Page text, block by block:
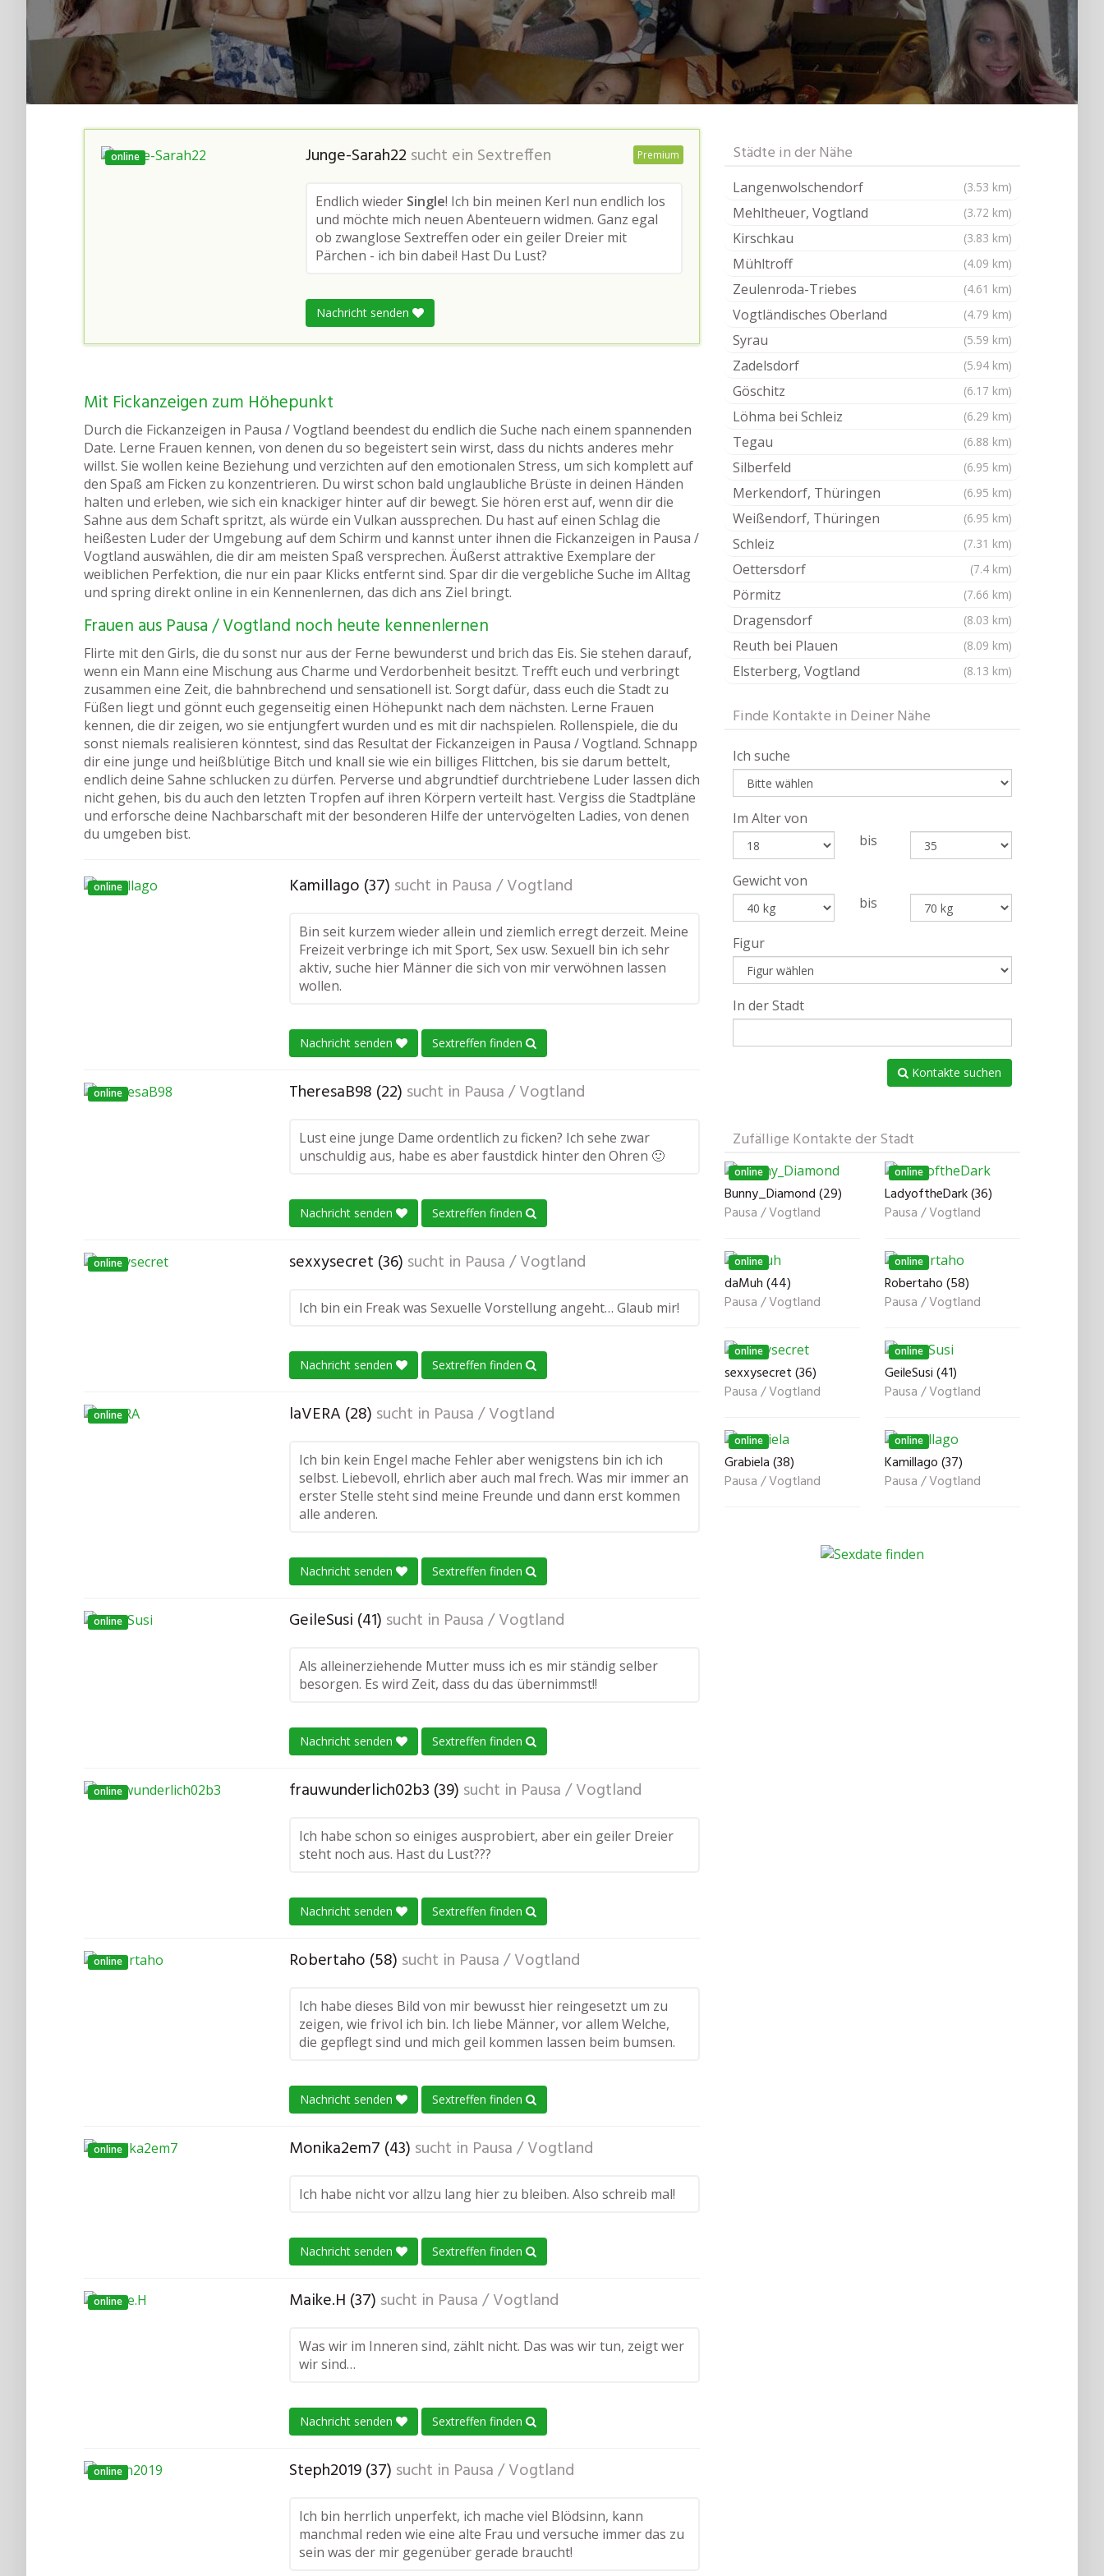
online Premium
Junge-Sarah22 sucht ein Sextreffen
Endlich wieder Single! Ich bin meinen Kerl nun endlich los
und möchte mich neuen Abenteuern widmen. Ganz egal
ob zwanglose Sextreffen oder ein geiler Dreier mit
Pärchen - ich bin dabei! Hast Du Lust?
Nachricht senden
Mit Fickanzeigen zum Höhepunkt
Durch die Fickanzeigen in Pausa / Vogtland beendest du endlich die Suche nach einem spannenden
Date. Lerne Frauen kennen, von denen du so begeistert sein wirst, dass du nichts anderes mehr
willst. Sie wollen keine Beziehung und verzichten auf den emotionalen Stress, um sich komplett auf
den Spaß am Ficken zu konzentrieren. Du wirst schon bald unglaubliche Brüste in deinen Händen
halten und erleben, wie sich ein knackiger hinter auf dir bewegt. Sie hören erst auf, wenn dir die
Sahne aus dem Schaft spritzt, als würde ein Vulkan aussprechen. Du hast auf einen Schlag die
heißesten Luder der Umgebung auf dem Schirm und kannst unter ihnen die Fickanzeigen in Pausa /
Vogtland auswählen, die dir am meisten Spaß versprechen. Äußerst attraktive Exemplare der
weiblichen Perfektion, die nur ein paar Klicks entfernt sind. Spar dir die vergebliche Suche im Alltag
und spring direkt online in ein Kennenlernen, das dich ans Ziel bringt.
Frauen aus Pausa / Vogtland noch heute kennenlernen
Flirte mit den Girls, die du sonst nur aus der Ferne bewunderst und brich das Eis. Sie stehen darauf,
wenn ein Mann eine Mischung aus Charme und Verdorbenheit besitzt. Trefft euch und verbringt
zusammen eine Zeit, die bahnbrechend und sensationell ist. Sorgt dafür, dass euch die Stadt zu
Füßen liegt und gönnt euch gegenseitig einen Höhepunkt nach dem nächsten. Lerne Frauen
kennen, die dir zeigen, wo sie entjungfert wurden und es mit dir nachspielen. Rollenspiele, die du
sonst niemals realisieren könntest, sind das Resultat der Fickanzeigen in Pausa / Vogtland. Schnapp
dir eine junge und heißblütige Bitch und knall sie wie ein billiges Flittchen, bis sie darum bettelt,
endlich deine Sahne schlucken zu dürfen. Perverse und abgrundtief durchtriebene Luder lassen dich
nicht gehen, bis du auch den letzten Tropfen auf ihren Körpern verteilt hast. Vergiss die Stadtpläne
und erforsche deine Nachbarschaft mit der besonderen Hilfe der untervögelten Ladies, von denen
du umgeben bist.
online Kamillago (37) sucht in Pausa / Vogtland
Bin seit kurzem wieder allein und ziemlich erregt derzeit. Meine
Freizeit verbringe ich mit Sport, Sex usw. Sexuell bin ich sehr
aktiv, suche hier Männer die sich von mir verwöhnen lassen
wollen.
Nachricht senden Sextreffen finden
online TheresaB98 (22) sucht in Pausa / Vogtland
Lust eine junge Dame ordentlich zu ficken? Ich sehe zwar
unschuldig aus, habe es aber faustdick hinter den Ohren 🙂
Nachricht senden Sextreffen finden
online sexxysecret (36) sucht in Pausa / Vogtland
Ich bin ein Freak was Sexuelle Vorstellung angeht… Glaub mir!
Nachricht senden Sextreffen finden
online laVERA (28) sucht in Pausa / Vogtland
Ich bin kein Engel mache Fehler aber wenigstens bin ich ich
selbst. Liebevoll, ehrlich aber auch mal frech. Was mir immer an
erster Stelle steht sind meine Freunde und dann erst kommen
alle anderen.
Nachricht senden Sextreffen finden
online GeileSusi (41) sucht in Pausa / Vogtland
Als alleinerziehende Mutter muss ich es mir ständig selber
besorgen. Es wird Zeit, dass du das übernimmst!!
Nachricht senden Sextreffen finden
online frauwunderlich02b3 (39) sucht in Pausa / Vogtland
Ich habe schon so einiges ausprobiert, aber ein geiler Dreier
steht noch aus. Hast du Lust???
Nachricht senden Sextreffen finden
online Robertaho (58) sucht in Pausa / Vogtland
Ich habe dieses Bild von mir bewusst hier reingesetzt um zu
zeigen, wie frivol ich bin. Ich liebe Männer, vor allem Welche,
die gepflegt sind und mich geil kommen lassen beim bumsen.
Nachricht senden Sextreffen finden
online Monika2em7 (43) sucht in Pausa / Vogtland
Ich habe nicht vor allzu lang hier zu bleiben. Also schreib mal!
Nachricht senden Sextreffen finden
online Maike.H (37) sucht in Pausa / Vogtland
Was wir im Inneren sind, zählt nicht. Das was wir tun, zeigt wer
wir sind…
Nachricht senden Sextreffen finden
online Steph2019 (37) sucht in Pausa / Vogtland
Ich bin herrlich unperfekt, ich mache viel Blödsinn, kann
manchmal reden wie eine alte Frau und versuche immer das zu
sein was der mir gegenüber gerade braucht!
Städte in der Nähe
Langenwolschendorf (3.53 km)
Mehltheuer, Vogtland (3.72 km)
Kirschkau (3.83 km)
Mühltroff (4.09 km)
Zeulenroda-Triebes (4.61 km)
Vogtländisches Oberland (4.79 km)
Syrau (5.59 km)
Zadelsdorf (5.94 km)
Göschitz (6.17 km)
Löhma bei Schleiz (6.29 km)
Tegau (6.88 km)
Silberfeld (6.95 km)
Merkendorf, Thüringen (6.95 km)
Weißendorf, Thüringen (6.95 km)
Schleiz (7.31 km)
Oettersdorf (7.4 km)
Pörmitz (7.66 km)
Dragensdorf (8.03 km)
Reuth bei Plauen (8.09 km)
Elsterberg, Vogtland (8.13 km)
Finde Kontakte in Deiner Nähe
Ich suche
Im Alter von
bis
Gewicht von
bis
Figur
In der Stadt
Kontakte suchen
Zufällige Kontakte der Stadt
online
Bunny_Diamond (29)
Pausa / Vogtland
online
LadyoftheDark (36)
Pausa / Vogtland
online
daMuh (44)
Pausa / Vogtland
online
Robertaho (58)
Pausa / Vogtland
online
sexxysecret (36)
Pausa / Vogtland
online
GeileSusi (41)
Pausa / Vogtland
online
Grabiela (38)
Pausa / Vogtland
online
Kamillago (37)
Pausa / Vogtland